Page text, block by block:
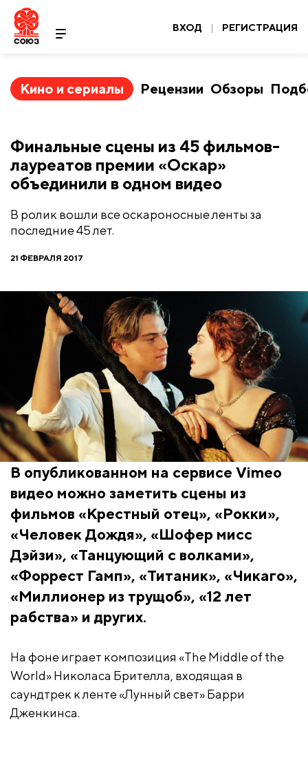
ВХОД | РЕГИСТРАЦИЯ
Кино и сериалы Рецензии Обзоры
Финальные сцены из 45 фильмов-
лауреатов премии «Оскар»
объединили в одном видео
В ролик вошли все оскароносные ленты за
последние 45 лет.
21 ФЕВРАЛЯ 2017
В опубликованном на сервисе Vimeo
видео можно заметить сцены из
фильмов «Крестный отец», «Рокки»,
«Человек Дождя», «Шофер мисс
Дэйзи», «Танцующий с волками»,
«Форрест Гамп», «Титаник», «Чикаго»,
«Миллионер из трущоб», «12 лет
рабства» и других.
На фоне играет композиция «The Middle of the
World» Николаса Брителла, входящая в
саундтрек к ленте «Лунный свет» Барри
Дженкинса.